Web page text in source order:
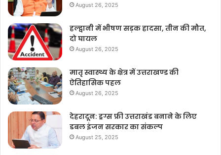
August 26, 2025
हल्द्वानी में भीषण सड़क हादसा, तीन की मौत,
दो घायल
August 26, 2025
मातृ स्वास्थ्य के क्षेत्र में उत्तराखण्ड की
ऐतिहासिक पहल
August 26, 2025
देहरादून: ड्रग्स फ्री उत्तराखंड बनाने के लिए
डबल इंजन सरकार का संकल्प
August 25, 2025